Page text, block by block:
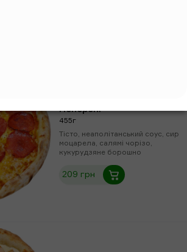
Пепероні
455г
Тісто, неаполітанський соус, сир
моцарела, салямі чорізо,
кукурудзяне борошно
209 грн